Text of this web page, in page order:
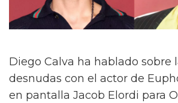
Diego Calva ha hablado sobre
desnudas con el actor de
en pantalla Jacob Elordi para